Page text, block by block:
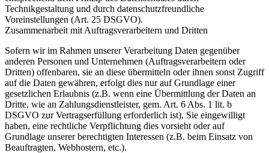
Technikgestaltung und durch datenschutzfreundliche
Voreinstellungen (Art. 25 DSGVO).
Zusammenarbeit mit Auftragsverarbeitern und Dritten
Sofern wir im Rahmen unserer Verarbeitung Daten gegenüber
anderen Personen und Unternehmen (Auftragsverarbeitern oder
Dritten) offenbaren, sie an diese übermitteln oder ihnen sonst Zugriff
auf die Daten gewähren, erfolgt dies nur auf Grundlage einer
gesetzlichen Erlaubnis (z.B. wenn eine Übermittlung der Daten an
Dritte, wie an Zahlungsdienstleister, gem. Art. 6 Abs. 1 lit. b
DSGVO zur Vertragserfüllung erforderlich ist), Sie eingewilligt
haben, eine rechtliche Verpflichtung dies vorsieht oder auf
Grundlage unserer berechtigten Interessen (z.B. beim Einsatz von
Beauftragten, Webhostern, etc.).